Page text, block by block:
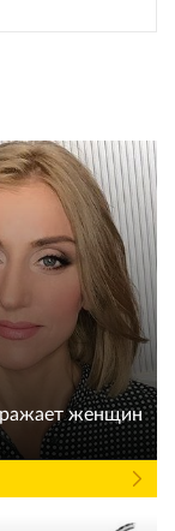
женщин